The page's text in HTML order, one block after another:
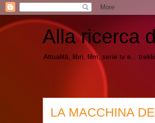
Alla ricerca
Attualità, libri, film, serie tv e...
LA MACCHINA